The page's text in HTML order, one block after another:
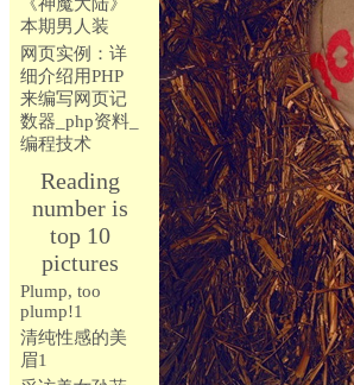
本期男人装
网页实例：详
细介绍用PHP
来编写网页记
数器_php资料_
编程技术
Reading
number is
top 10
pictures
Plump, too
plump!1
清纯性感的美
眉1